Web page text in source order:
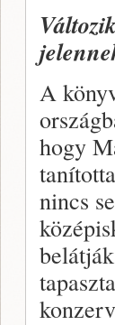
A
hogy
nincs